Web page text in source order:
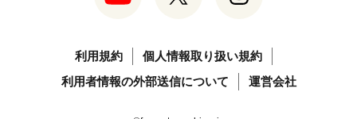
利用規約
個人情報取り扱い規約
利用者情報の外部送信について
運営会社